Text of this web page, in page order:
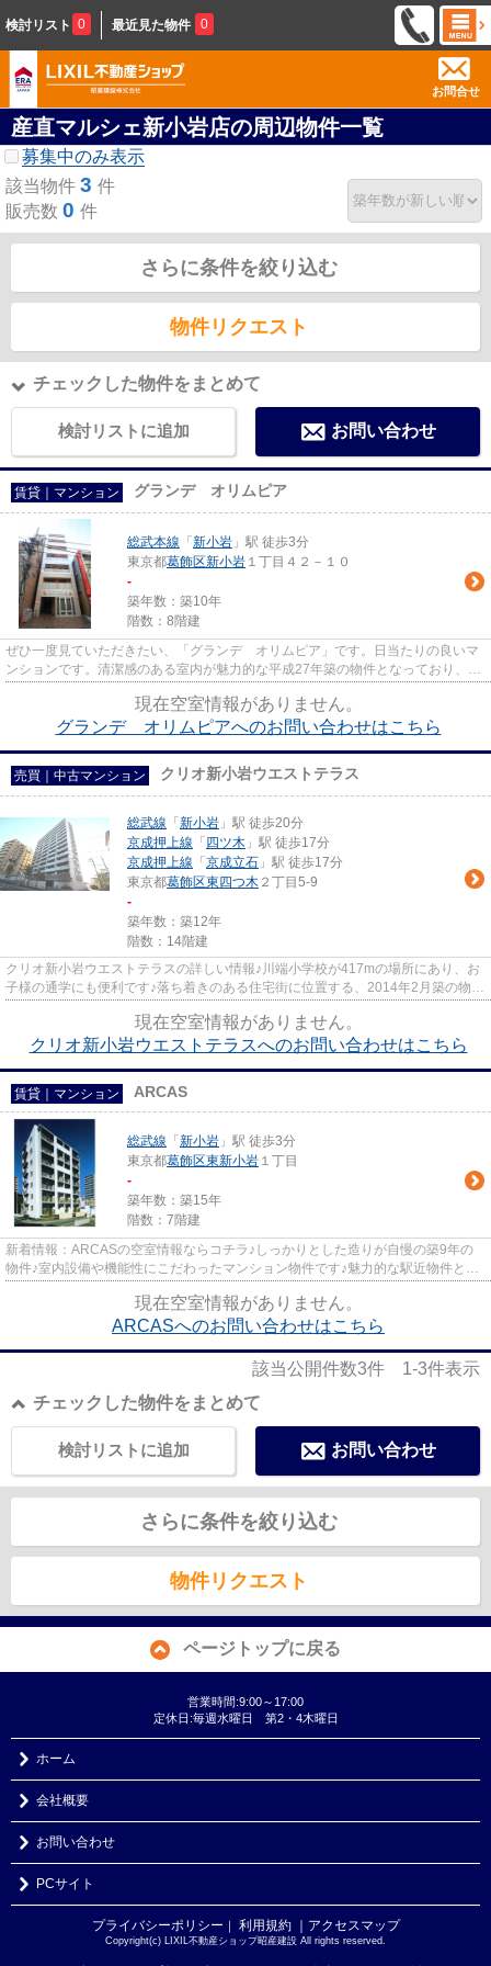
検討リスト 0 最近見た物件 0
お問合せ
産直マルシェ新小岩店の周辺物件一覧
募集中のみ表示
該当物件 3 件
販売数 0 件
さらに条件を絞り込む
物件リクエスト
チェックした物件をまとめて
検討リストに追加 お問い合わせ
賃貸｜マンション グランデ オリムピア
総武本線 「 新小岩 」駅 徒歩3分
東京都葛飾区新小岩 １丁目４２－１０
-
築年数：築10年
階数：8階建
ぜひ一度見ていただきたい、「グランデ オリムピア」です。日当たりの良いマ
ンションです。清潔感のある室内が魅力的な平成27年築の物件となっており、一
現在空室情報がありません。
グランデ オリムピアへのお問い合わせはこちら
売買｜中古マンション クリオ新小岩ウエストテラス
総武線 「 新小岩 」駅 徒歩20分
京成押上線 「 四ツ木 」駅 徒歩17分
京成押上線 「 京成立石 」駅 徒歩17分
東京都葛飾区東四つ木 ２丁目5-9
-
築年数：築12年
階数：14階建
クリオ新小岩ウエストテラスの詳しい情報♪川端小学校が417mの場所にあり、お
子様の通学にも便利です♪落ち着きのある住宅街に位置する、2014年2月築の物件
現在空室情報がありません。
クリオ新小岩ウエストテラスへのお問い合わせはこちら
賃貸｜マンション ARCAS
総武線 「 新小岩 」駅 徒歩3分
東京都葛飾区東新小岩 １丁目
-
築年数：築15年
階数：7階建
新着情報：ARCASの空室情報ならコチラ♪しっかりとした造りが自慢の築9年の
物件♪室内設備や機能性にこだわったマンション物件です♪魅力的な駅近物件とな
現在空室情報がありません。
ARCASへのお問い合わせはこちら
該当公開件数3件 1-3件表示
チェックした物件をまとめて
お問い合わせ
検討リストに追加
さらに条件を絞り込む
物件リクエスト
ページトップに戻る
営業時間:9:00～17:00
定休日:毎週水曜日 第2・4木曜日
ホーム
会社概要
お問い合わせ
PCサイト
プライバシーポリシー ｜ 利用規約 ｜アクセスマップ
Copyright(c) LIXIL不動産ショップ昭産建設 All rights reserved.